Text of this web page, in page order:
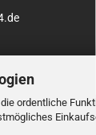
ordentliche